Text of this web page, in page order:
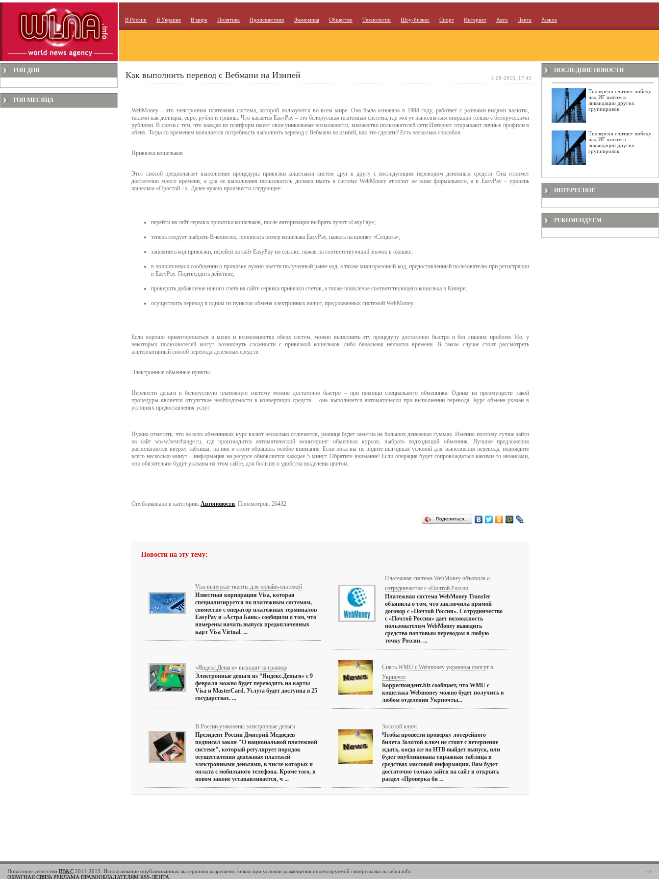
В России В Украине В мире Политика Происшествия Экономика Общество Технологии Шоу-бизнес Спорт Интернет Авто Лента Разное
ТОП ДНЯ
ТОП МЕСЯЦА
Как выполнить перевод с Вебмани на Изипей
WebMoney – это электронная платежная система, которой пользуются во всем мире. Она была основана в 1998 году, работает с разными видами валюты,
такими как доллары, евро, рубли и гривны. Что касается EasyPay – это белорусская платежная система, где могут выполняться операции только с белорусскими
рублями. В связи с тем, что каждая из платформ имеет свои уникальные возможности, множество пользователей сети Интернет открывают личные профили в
обеих. Тогда со временем появляется потребность выполнить перевод с Вебмани на изипей, как это сделать? Есть несколько способов.
Привязка кошельков
Этот способ предполагает выполнение процедуры привязки кошельков систем друг к другу с последующим переводом денежных средств. Она отнимет
достаточно много времени, а для ее выполнения пользователь должен иметь в системе WebMoney аттестат не ниже формального, а в EasyPay – уровень
кошелька «Простой +». Далее нужно произвести следующее:
перейти на сайт сервиса привязки кошельков, после авторизации выбрать пункт «EasyPay»;
теперь следует выбрать В-кошелек, прописать номер кошелька EasyPay, нажать на кнопку «Создать»;
запомнить код привязки, перейти на сайт EasyPay по ссылке, нажав на соответствующий значок в окошке;
в появившемся сообщении о привязке нужно ввести полученный ранее код, а также многоразовый код, предоставленный пользователю при регистрации
в EasyPay. Подтвердить действие;
проверить добавление нового счета на сайте сервиса привязки счетов, а также появление соответствующего кошелька в Кипере;
осуществить перевод в одном из пунктов обмена электронных валют, предложенных системой WebMoney.
Если хорошо ориентироваться в меню и возможностях обеих систем, можно выполнить эту процедуру достаточно быстро и без лишних проблем. Но, у
некоторых пользователей могут возникнуть сложности с привязкой кошельков либо банальная нехватка времени. В таком случае стоит рассмотреть
альтернативный способ перевода денежных средств.
Электронные обменные пункты
Перевести деньги в белорусскую платежную систему можно достаточно быстро – при помощи специального обменника. Одним из преимуществ такой
процедуры является отсутствие необходимости в конвертации средств – она выполняется автоматически при выполнении перевода. Курс обмена указан в
условиях предоставления услуг.
Нужно отметить, что на всех обменниках курс валют несколько отличается, разница будет заметна на больших денежных суммах. Именно поэтому лучше зайти
на сайт www.bestchange.ru, где производится автоматический мониторинг обменных курсов, выбрать подходящий обменник. Лучшие предложения
располагаются вверху таблицы, на них и стоит обращать особое внимание. Если пока вы не видите выгодных условий для выполнения перевода, подождите
всего несколько минут – информация на ресурсе обновляется каждые 5 минут. Обратите внимание! Если операция будет сопровождаться какими-то нюансами,
они обязательно будут указаны на этом сайте, для большего удобства выделены цветом.
Опубликовано в категории: Автоновости. Просмотров: 26432
Поделиться…
Новости на эту тему:
Visa выпускае ткарты для онлайн-платежей
Известная корпорация Visa, которая
специализируется по платежным системам,
совместно с оператор платежных терминалов
EasyPay и «Астра Банк» сообщили о том, что
намерены начать выпуск предоплаченных
карт Visa Virtual. ...
Платежная система WebMoney объявила о
сотрудничестве с «Почтой России
Платежная система WebMoney Transfer
объявила о том, что заключила прямой
договор с «Почтой России». Сотрудничество
с «Почтой России» дает возможность
пользователям WebMoney выводить
средства почтовым переводом в любую
точку России. ...
«Яндекс.Деньги» выходят за границу
Электронные деньги из “Яндекс.Деньги» с 9
февраля можно будет переводить на карты
Visa и MasterCard. Услуга будет доступна в 25
государствах. ...
Снять WMU с Webmoney украинцы смогут в
Укрпочте
Корреспондент.biz сообщает, что WMU с
кошелька Webmoney можно будет получить в
любом отделении Укрпочты...
В России узаконены электронные деньги
Президент России Дмитрий Медведев
подписал закон "О национальной платежной
системе", который регулирует порядок
осуществления денежных платежей
электронными деньгами, в числе которых и
оплата с мобильного телефона. Кроме того, в
новом законе устанавливается, ч ...
Золотой ключ
Чтобы провести проверку лотерейного
билета Золотой ключ не стоит с нетерпение
ждать, когда же на НТВ выйдет выпуск, или
будет опубликована тиражная таблица в
средствах массовой информации. Вам будет
достаточно только зайти на сайт и открыть
раздел «Проверка би ...
1-08-2015, 17:43
ПОСЛЕДНИЕ НОВОСТИ
Тиллерсон считает победу
над ИГ шагом в
ликвидации других
группировок
Тиллерсон считает победу
над ИГ шагом в
ликвидации других
группировок
ИНТЕРЕСНОЕ
РЕКОМЕНДУЕМ
Новостное агентство BB&C 2011-2013. Использование опубликованных материалов разрешено только при условии размещения индексируемой гиперссылки на wlna.info.
ОБРАТНАЯ СВЯЗЬ РЕКЛАМА ПРАВООБЛАДАТЕЛЯМ RSS-ЛЕНТА
-->